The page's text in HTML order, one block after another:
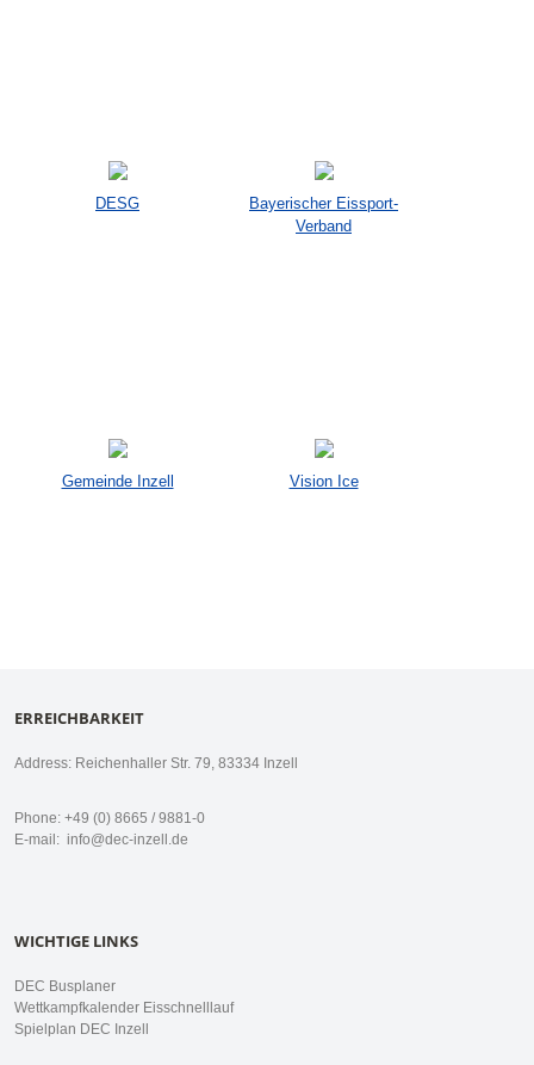
DESG
Bayerischer Eissport-
Verband
Gemeinde Inzell Vision Ice
ERREICHBARKEIT
Address: Reichenhaller Str. 79, 83334 Inzell
Phone: +49 (0) 8665 / 9881-0
E-mail: info@dec-inzell.de
WICHTIGE LINKS
DEC Busplaner
Wettkampfkalender Eisschnelllauf
Spielplan DEC Inzell